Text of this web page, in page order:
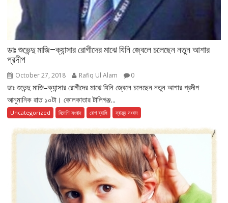
ডাঃ শুভেন্দু মাজি–ক্যান্সার রোগীদের মাঝে যিনি জ্বেলে চলেছেন নতুন আশার
প্রদীপ
October 27, 2018 Rafiq Ul Alam 0
ডাঃ শুভেন্দু মাজি–ক্যান্সার রোগীদের মাঝে যিনি জ্বেলে চলেছেন নতুন আশার প্রদীপ
আনুমানিক রাত ১০টা। কোলকাতার টালিগঞ্জ...
Uncategorized বিদেশি সংবাদ রোগ ব্যাধি স্বাস্থ্য সংবাদ